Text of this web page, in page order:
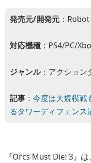
発売元/開発元 ：
対応機種 ：PS4/PC/
ジャンル：アクション
記事 ： 今度は大規模戦
るタワーディフェンス
『Orcs Must Die! 3』